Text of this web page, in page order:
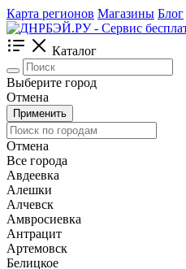
Карта регионов Магазины Блог
Каталог
Выберите город
Отмена
Применить
Отмена
Все города
Авдеевка
Алешки
Алчевск
Амвросиевка
Антрацит
Артемовск
Белицкое